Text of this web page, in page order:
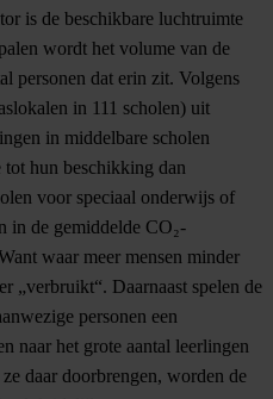
is de beschikbare luchtruimte
wordt het volume van de
personen dat erin zit. Volgens
in 111 scholen) uit
in middelbare scholen
hun beschikking dan
voor speciaal onderwijs of
in de gemiddelde CO₂-
waar meer mensen minder
„verbruikt“. Daarnaast spelen de
personen een
naar het grote aantal leerlingen
daar doorbrengen, worden de